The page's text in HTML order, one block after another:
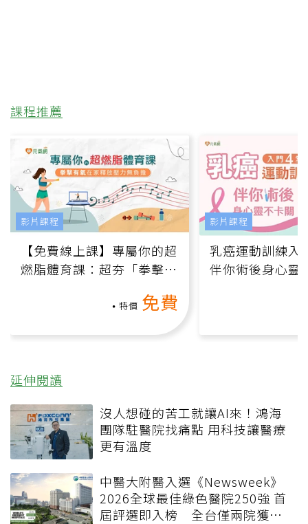
課程推薦
【免費線上課】專屬你的超
燃脂體育課：超夯「拳擊有
特價 免費
影片課程
乳癌運動訓練入
伴你術後身心靈
影片課程
延伸閱讀
沒人想碰的苦工就讓AI來！鴻海
團隊駐醫院找痛點 用科技讓醫療
更有溫度
中醫大附醫入選《Newsweek》
2026全球最佳綠色醫院250強 首
屆評選即入榜 全台僅兩院獲